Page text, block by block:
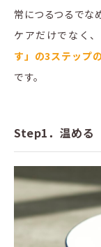
常につるつるでな
ケアだけでなく、
す」の3ステップ
です。
Step1．温める